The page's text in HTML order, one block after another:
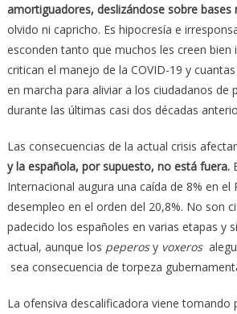
amortiguadores, deslizándose sobre bases
olvido ni capricho. Es hipocresía e
esconden tanto que muchos les creen bien
critican el manejo de la COVID-19 y
en marcha para aliviar a los ciudadanos de
durante las últimas casi dos décadas
Las consecuencias de la actual crisis
y la española, por supuesto, no está fuera.
Internacional augura una caída de 8% en el
desempleo en el orden del 20,8%. No son
padecido los españoles en varias etapas y
actual, aunque los peperosy voxeros
sea consecuencia de torpeza
La ofensiva descalificadora viene tomando